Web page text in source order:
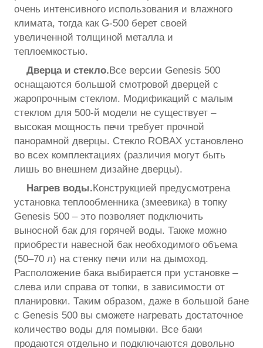
очень интенсивного использования и влажного
климата, тогда как G-500 берет своей
увеличенной толщиной металла и
теплоемкостью.
Дверца и стекло.Все версии Genesis 500
оснащаются большой смотровой дверцей с
жаропрочным стеклом. Модификаций с малым
стеклом для 500-й модели не существует –
высокая мощность печи требует прочной
панорамной дверцы. Стекло ROBAX установлено
во всех комплектациях (различия могут быть
лишь во внешнем дизайне дверцы).
Нагрев воды.Конструкцией предусмотрена
установка теплообменника (змеевика) в топку
Genesis 500 – это позволяет подключить
выносной бак для горячей воды. Также можно
приобрести навесной бак необходимого объема
(50–70 л) на стенку печи или на дымоход.
Расположение бака выбирается при установке –
слева или справа от топки, в зависимости от
планировки. Таким образом, даже в большой бане
с Genesis 500 вы сможете нагревать достаточное
количество воды для помывки. Все баки
продаются отдельно и подключаются довольно